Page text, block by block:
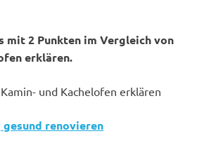
mit 2 Punkten im Vergleich von
erklären.
gesund renovieren